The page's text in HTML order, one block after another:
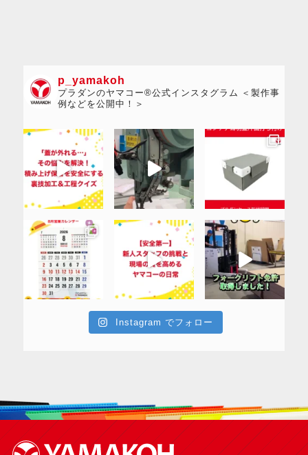
p_yamakoh
プラダンのヤマコー®公式インスタグラム ＜製作事
例などを公開中！＞
Instagram でフォロー